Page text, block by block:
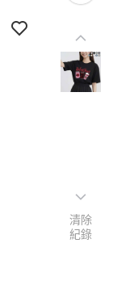
清除
紀錄